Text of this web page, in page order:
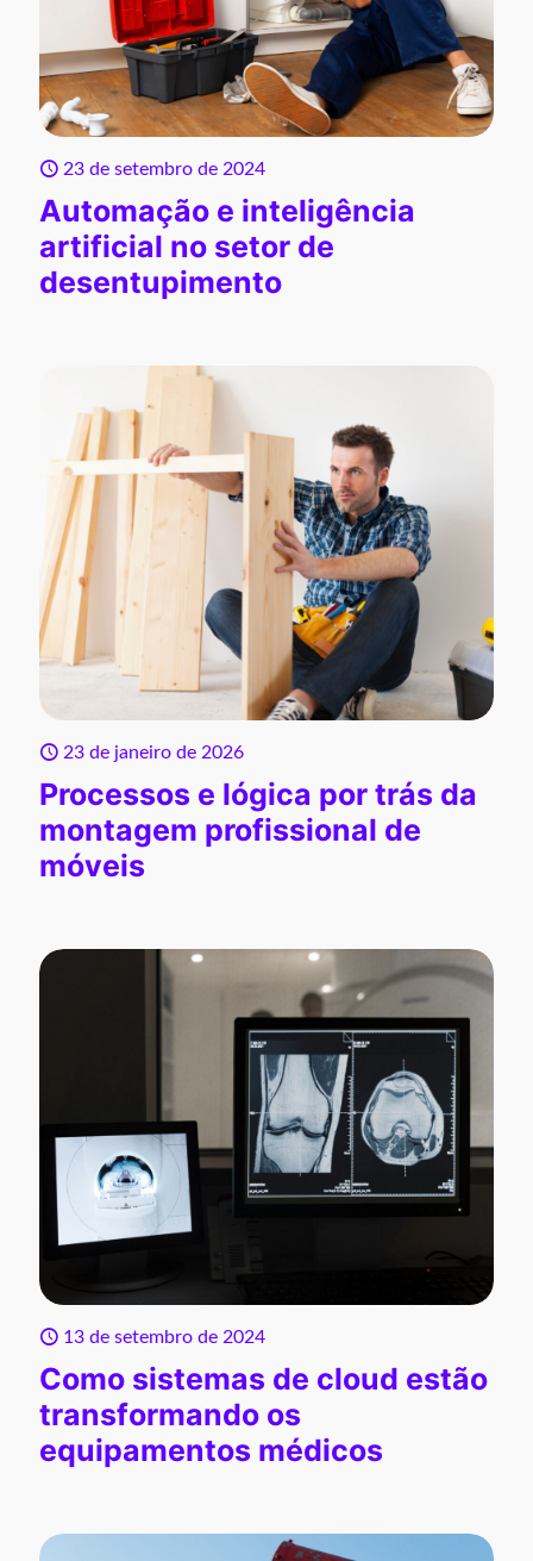
23 de setembro de 2024
Automação e inteligência
artificial no setor de
desentupimento
23 de janeiro de 2026
Processos e lógica por trás da
montagem profissional de
móveis
13 de setembro de 2024
Como sistemas de cloud estão
transformando os
equipamentos médicos